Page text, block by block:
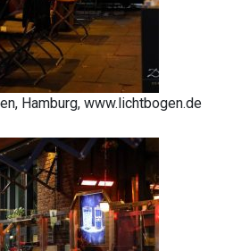
Hamburg, www.lichtbogen.de